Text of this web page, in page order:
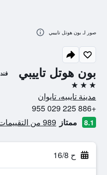
بون هوتل تاييبي
3 نجوم
مدينة تايبيه، تايوان
+886 225 029 955
8.1 ممتاز 989 من التقييمات تم التحقق منها
ح 16/8
صور لـ بون هوتل تاييبي